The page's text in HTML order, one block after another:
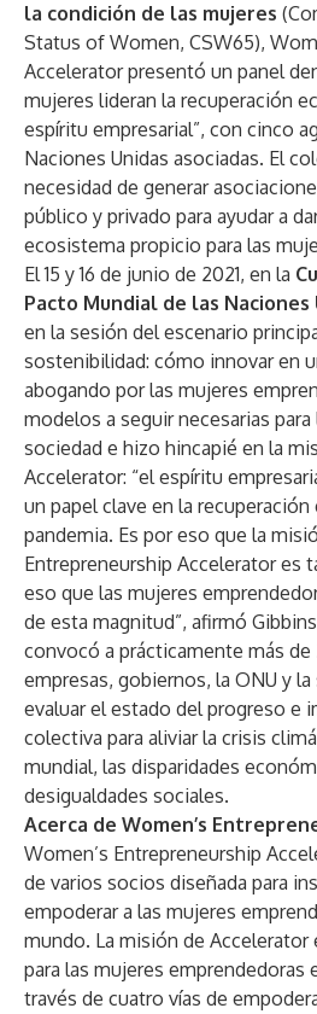
la condición de las mujeres
Status of Women, CSW65),
Accelerator presentó un panel
mujeres lideran la recuperación
espíritu empresarial”, con cinco
Naciones Unidas asociadas. El
necesidad de generar
público y privado para ayudar a
ecosistema propicio para las
El 15 y 16 de junio de 2021, en la
Pacto Mundial de las Naciones
en la sesión del escenario
sostenibilidad: cómo innovar en
abogando por las mujeres
modelos a seguir necesarias
sociedad e hizo hincapié en la
Accelerator: “el espíritu
un papel clave en la
pandemia. Es por eso que la
Entrepreneurship Accelerator es
eso que las mujeres
de esta magnitud”, afirmó
convocó a prácticamente más
empresas, gobiernos, la ONU y
evaluar el estado del progreso e
colectiva para aliviar la crisis
mundial, las disparidades
desigualdades sociales.
Acerca de Women’s
Women’s Entrepreneurship
de varios socios diseñada para
empoderar a las mujeres
mundo. La misión de Accelerator
para las mujeres emprendedoras
través de cuatro vías de